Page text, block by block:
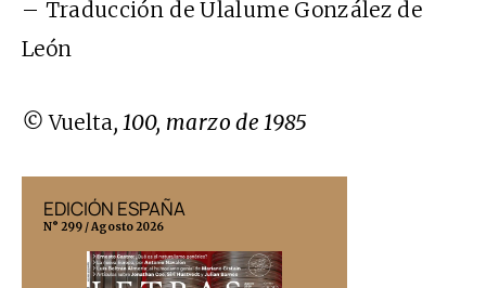
– Traducción de Ulalume González de
León
©Vuelta, 100, marzo de 1985
EDICIÓN ESPAÑA
N° 299 / Agosto 2026